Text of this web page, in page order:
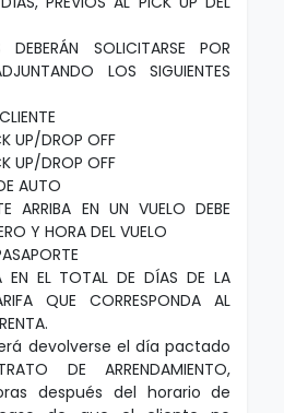
DEBERÁN SOLICITARSE POR
LOS SIGUIENTES
UP/DROP OFF
UP/DROP OFF
AUTO
ARRIBA EN UN VUELO DEBE
Y HORA DEL VUELO
EN EL TOTAL DE DÍAS DE LA
QUE CORRESPONDA AL
devolverse el día pactado
DE ARRENDAMIENTO,
después del horario de